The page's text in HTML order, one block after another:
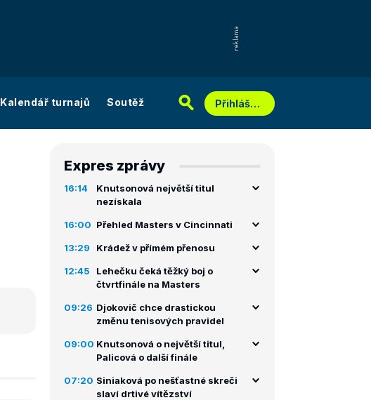
Kalendář turnajů Soutěž Přihlášení
Expres zprávy
16:14
Knutsonová největší titul
nezískala
16:00 Přehled Masters v Cincinnati
13:29 Krádež v přímém přenosu
12:45
Lehečku čeká těžký boj o
čtvrtfinále na Masters
09:26 Djokovič chce drastickou
změnu tenisových pravidel
09:00 Knutsonová o největší titul,
Palicová o další finále
07:20 Siniaková po nešťastné skreči
slaví drtivé vítězství